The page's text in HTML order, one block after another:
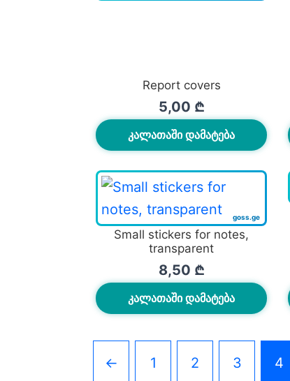
Report covers
5,00 ₾
ᲙᲐᲚᲐᲗᲐᲨᲘ ᲓᲐᲛᲐᲢᲔᲑᲐ
Small stickers for notes,
transparent
8,50 ₾
ᲙᲐᲚᲐᲗᲐᲨᲘ ᲓᲐᲛᲐᲢᲔᲑᲐ
← 1 2 3 4